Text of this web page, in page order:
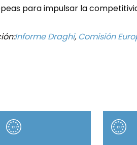
para impulsar la
Informe Draghi, Comisión